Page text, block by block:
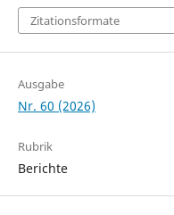
Zitationsformate
Ausgabe
Nr. 60 (2026)
Rubrik
Berichte